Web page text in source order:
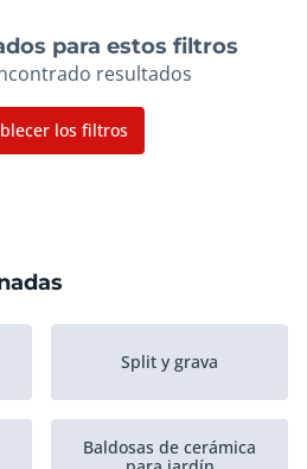
para estos filtros
resultados
los filtros
Split y grava
Baldosas de cerámica